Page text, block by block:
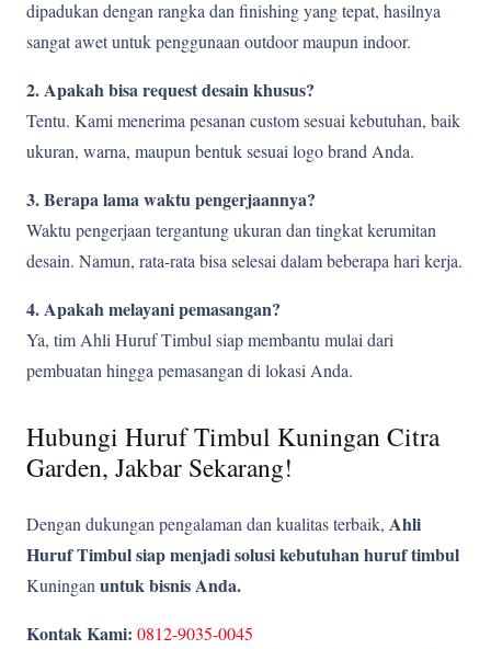
dipadukan dengan rangka dan finishing yang tepat, hasilnya
sangat awet untuk penggunaan outdoor maupun indoor.
2. Apakah bisa request desain khusus?
Tentu. Kami menerima pesanan custom sesuai kebutuhan, baik
ukuran, warna, maupun bentuk sesuai logo brand Anda.
3. Berapa lama waktu pengerjaannya?
Waktu pengerjaan tergantung ukuran dan tingkat kerumitan
desain. Namun, rata-rata bisa selesai dalam beberapa hari kerja.
4. Apakah melayani pemasangan?
Ya, tim Ahli Huruf Timbul siap membantu mulai dari
pembuatan hingga pemasangan di lokasi Anda.
Hubungi Huruf Timbul Kuningan Citra
Garden, Jakbar Sekarang!
Dengan dukungan pengalaman dan kualitas terbaik, Ahli
Huruf Timbul siap menjadi solusi kebutuhan huruf timbul
Kuningan untuk bisnis Anda.
Kontak Kami: 0812-9035-0045